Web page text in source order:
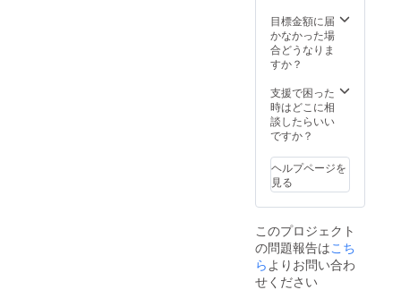
お願い
しま
す。 ※
冷蔵設
い為、
東京近
郊のみ
のお届
りま
す。 ※
お届け
してか
間、平
賀もご
一緒し
ます。
目標金額に届
かなかった場
合どうなりま
すか？
支援で困った
時はどこに相
談したらいい
ですか？
ヘルプページを
見る
このプロジェクト
の問題報告はこち
ら よりお問い合わ
せください